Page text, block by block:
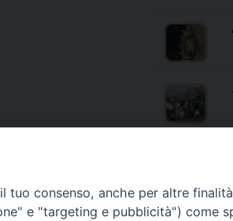
consenso, anche per altre
e "targeting e pubblicità") come